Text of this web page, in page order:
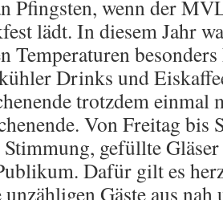
Pfingsten, wenn der
lädt. In diesem Jahr
Temperaturen
Drinks und
trotzdem einmal
Von Freitag bis
Stimmung, gefüllte
Dafür gilt es
Gäste aus